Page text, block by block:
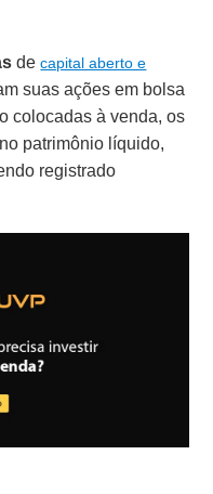
decapital aberto e
suas ações em bolsa
colocadas à venda, os
patrimônio líquido,
registrado